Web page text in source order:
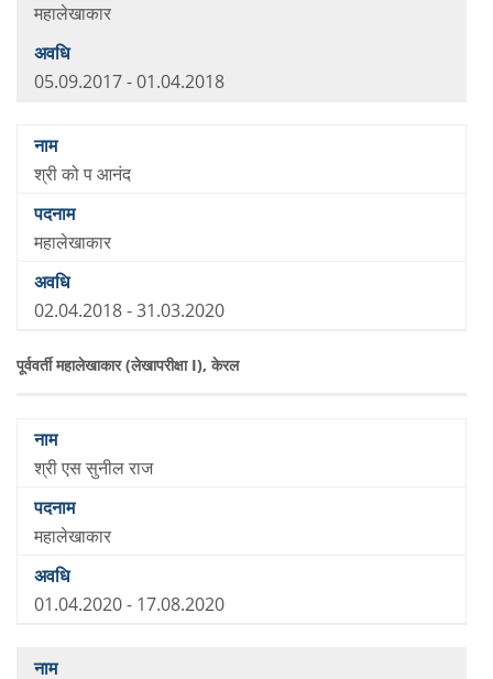
महालेखाकार
05.09.2017 - 01.04.2018
श्री को प आनंद
महालेखाकार
02.04.2018 - 31.03.2020
पूर्ववर्ती महालेखाकार (लेखापरीक्षा I), केरल
श्री एस सुनील राज
महालेखाकार
01.04.2020 - 17.08.2020